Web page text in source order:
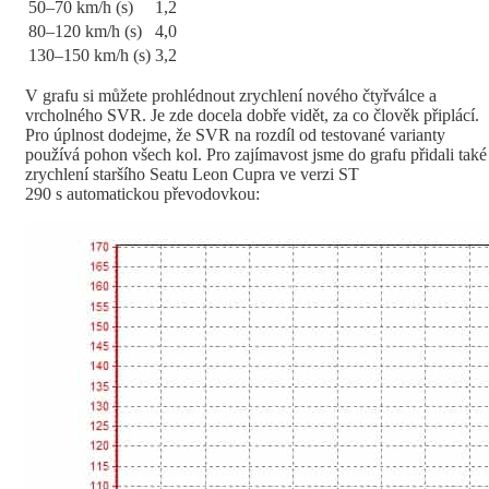
50–70 km/h (s)
1,2
80–120 km/h (s)
4,0
130–150 km/h (s) 3,2
V grafu si můžete prohlédnout zrychlení nového čtyřválce a
vrcholného SVR. Je zde docela dobře vidět, za co člověk připlácí.
Pro úplnost dodejme, že SVR na rozdíl od testované varianty
používá pohon všech kol. Pro zajímavost jsme do grafu přidali také
zrychlení staršího Seatu Leon Cupra ve verzi ST
290 s automatickou převodovkou: